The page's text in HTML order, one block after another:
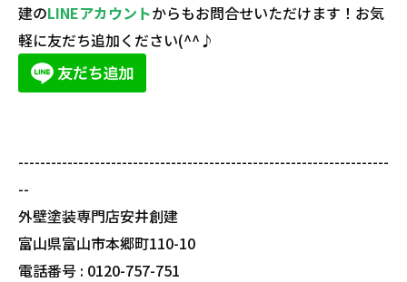
建のLINEアカウントからもお問合せいただけます！お気
軽に友だち追加ください(^^♪
--------------------------------------------------------------------
--
外壁塗装専門店安井創建
富山県富山市本郷町110-10
電話番号 : 0120-757-751